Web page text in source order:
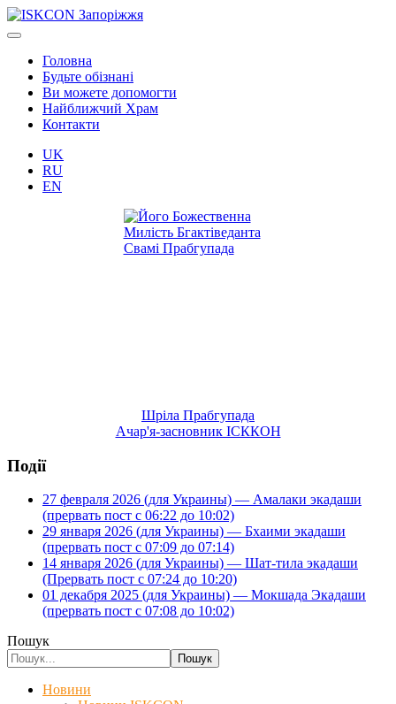
Головна
Будьте обізнані
Ви можете допомогти
Найближчий Храм
Контакти
UK
RU
EN
Шріла Прабгупада
Ачар'я-засновник ІСККОН
Події
27 февраля 2026 (для Украины) — Амалаки экадаши
(прервать пост с 06:22 до 10:02)
29 января 2026 (для Украины) — Бхаими экадаши
(прервать пост с 07:09 до 07:14)
14 января 2026 (для Украины) — Шат-тила экадаши
(Прервать пост с 07:24 до 10:20)
01 декабря 2025 (для Украины) — Мокшада Экадаши
(прервать пост с 07:08 до 10:02)
Пошук
Пошук
Новини